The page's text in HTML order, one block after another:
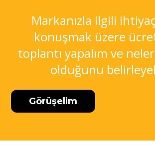
Markanızla ilgili
konuşmak üzere
toplantı yapalım ve
olduğunu
Görüşelim